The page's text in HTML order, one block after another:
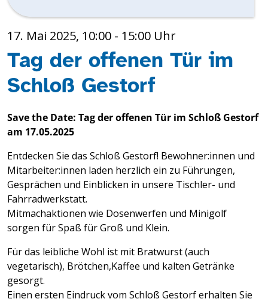
17. Mai 2025, 10:00 - 15:00
Tag der offenen Tür im
Schloß Gestorf
Save the Date: Tag der offenen Tür im Schloß Gestorf
am 17.05.2025
Entdecken Sie das Schloß Gestorf! Bewohner:innen und
Mitarbeiter:innen laden herzlich ein zu Führungen,
Gesprächen und Einblicken in unsere Tischler- und
Fahrradwerkstatt.
Mitmachaktionen wie Dosenwerfen und Minigolf
sorgen für Spaß für Groß und Klein.
Für das leibliche Wohl ist mit Bratwurst (auch
vegetarisch), Brötchen,Kaffee und kalten Getränke
gesorgt.
Einen ersten Eindruck vom Schloß Gestorf erhalten Sie